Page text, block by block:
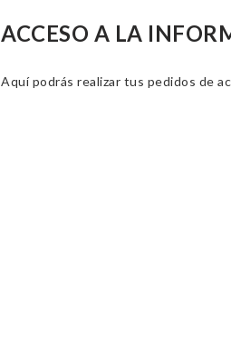
ACCESO A LA
Aquí podrás realizar tus pedidos de